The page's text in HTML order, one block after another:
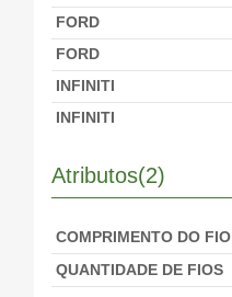
FORD
FORD
INFINITI
INFINITI
INFINITI
INFINITI
INFINITI
Atributos(2)
COMPRIMENTO DO FIO
QUANTIDADE DE FIOS